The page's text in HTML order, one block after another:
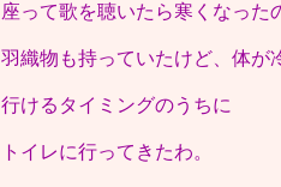
座って歌を聴いたら寒くなった
羽織物も持っていたけど、体が
行けるタイミングのうちに
トイレに行ってきたわ。